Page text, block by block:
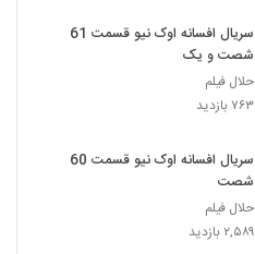
سریال افسانه اوک نیو قسمت 61
شصت و یک
حلال فیلم
۷۶۳ بازدید
سریال افسانه اوک نیو قسمت 60
شصت
حلال فیلم
۲,۵۸۹ بازدید